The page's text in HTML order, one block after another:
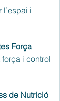
l’espai i
Força
i control
de Nutrició